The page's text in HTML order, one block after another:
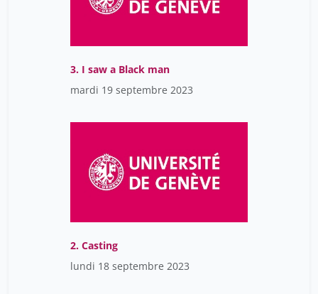
3. I saw a Black man
mardi 19 septembre 2023
2. Casting
lundi 18 septembre 2023